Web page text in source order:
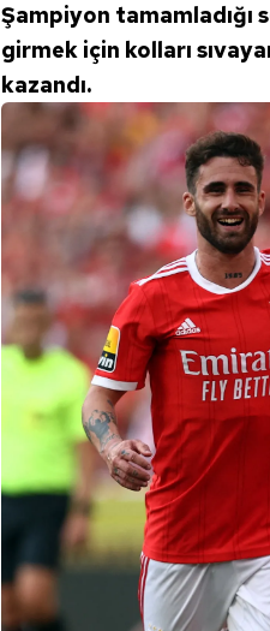
Şampiyon tamamladığı
girmek için kolları
kazandı.